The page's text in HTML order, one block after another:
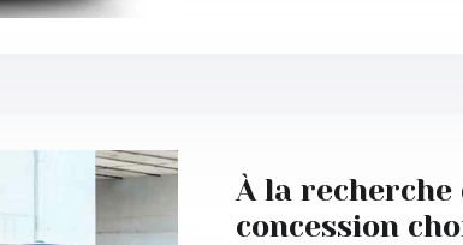
À la recherche
concession